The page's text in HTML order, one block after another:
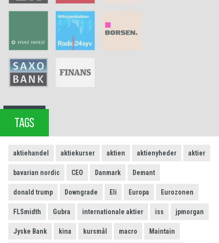
TAGS
aktiehandel aktiekurser aktien aktienyheder aktier
bavarian nordic CEO Danmark Demant
donald trump Downgrade Eli Europa Eurozonen
FLSmidth Gubra internationale aktier iss jpmorgan
Jyske Bank kina kursmål macro Maintain